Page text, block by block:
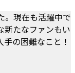
。現在も活躍中で
新たなファンもい
の困難なこと！